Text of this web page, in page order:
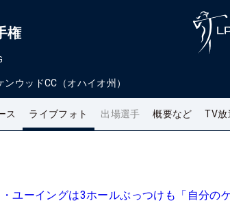
権
ンウッドCC（オハイオ州）
ス ライブフォト 出場選手 概要など TV放
ユーイングは3ホールぶっつけも「自分の